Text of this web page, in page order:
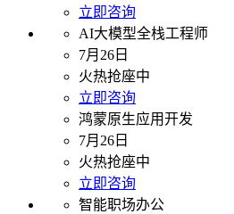
立即咨询
AI大模型全栈工程师
7月26日
火热抢座中
立即咨询
鸿蒙原生应用开发
7月26日
火热抢座中
立即咨询
智能职场办公